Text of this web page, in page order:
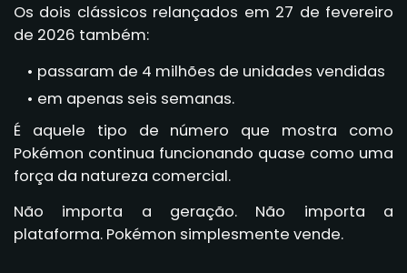
Os dois clássicos relançados em 27 de fevereiro
de 2026 também:
passaram de 4 milhões de unidades vendidas
em apenas seis semanas.
É aquele tipo de número que mostra como
Pokémon continua funcionando quase como uma
força da natureza comercial.
Não importa a geração. Não importa a
plataforma. Pokémon simplesmente vende.